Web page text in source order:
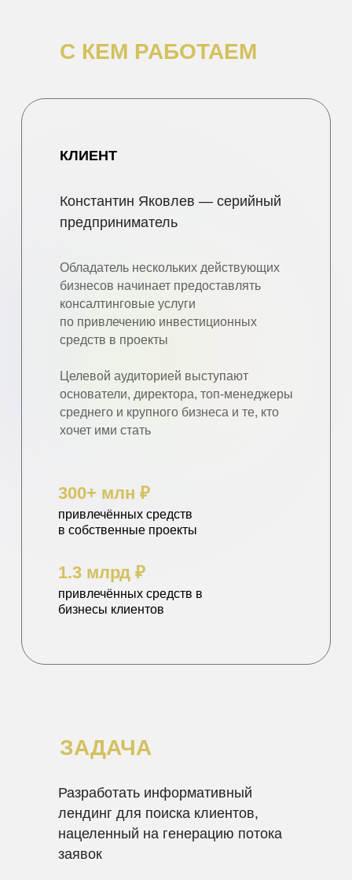
С КЕМ РАБОТАЕМ
1.3 млрд ₽
привлечённых средств в
бизнесы клиентов
300+ млн ₽
привлечённых средств
в собственные проекты
КЛИЕНТ
Константин Яковлев — серийный
предприниматель
Обладатель нескольких действующих
бизнесов начинает предоставлять
консалтинговые услуги
по привлечению инвестиционных
средств в проекты
Целевой аудиторией выступают
основатели, директора, топ-менеджеры
среднего и крупного бизнеса и те, кто
хочет ими стать
ЗАДАЧА
Разработать информативный
лендинг для поиска клиентов,
нацеленный на генерацию потока
заявок